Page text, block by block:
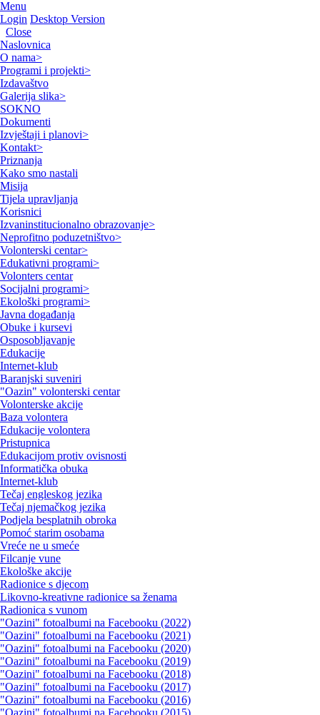
Menu
Login Desktop Version
Close
Naslovnica
O nama>
Programi i projekti>
Izdavaštvo
Galerija slika>
SOKNO
Dokumenti
Izvještaji i planovi>
Kontakt>
Priznanja
Kako smo nastali
Misija
Tijela upravljanja
Korisnici
Izvaninstitucionalno obrazovanje>
Neprofitno poduzetništvo>
Volonterski centar>
Edukativni programi>
Volonters centar
Socijalni programi>
Ekološki programi>
Javna događanja
Obuke i kursevi
Osposobljavanje
Edukacije
Internet-klub
Baranjski suveniri
"Oazin" volonterski centar
Volonterske akcije
Baza volontera
Edukacije volontera
Pristupnica
Edukacijom protiv ovisnosti
Informatička obuka
Internet-klub
Tečaj engleskog jezika
Tečaj njemačkog jezika
Podjela besplatnih obroka
Pomoć starim osobama
Vreće ne u smeće
Filcanje vune
Ekološke akcije
Radionice s djecom
Likovno-kreativne radionice sa ženama
Radionica s vunom
"Oazini" fotoalbumi na Facebooku (2022)
"Oazini" fotoalbumi na Facebooku (2021)
"Oazini" fotoalbumi na Facebooku (2020)
"Oazini" fotoalbumi na Facebooku (2019)
"Oazini" fotoalbumi na Facebooku (2018)
"Oazini" fotoalbumi na Facebooku (2017)
"Oazini" fotoalbumi na Facebooku (2016)
"Oazini" fotoalbumi na Facebooku (2015)